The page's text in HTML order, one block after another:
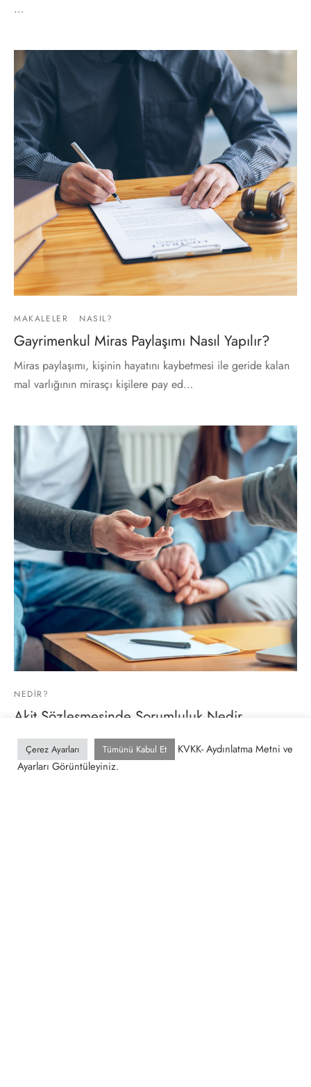
…
MAKALELER NASIL?
Gayrimenkul Miras Paylaşımı Nasıl Yapılır?
Miras paylaşımı, kişinin hayatını kaybetmesi ile geride kalan
mal varlığının mirasçı kişilere pay ed…
NEDIR?
Akit Sözleşmesinde Sorumluluk Nedir
…
Çerez Ayarları Tümünü Kabul Et
KVKK- Aydınlatma Metni ve
Ayarları Görüntüleyiniz.